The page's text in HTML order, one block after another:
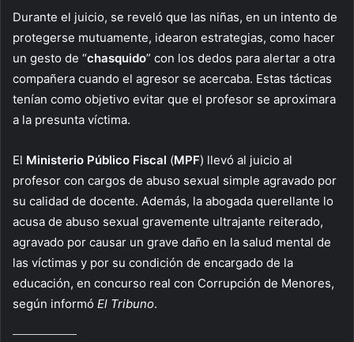
Durante el juicio, se reveló que las niñas, en un intento de
protegerse mutuamente, idearon estrategias, como hacer
un gesto de “chasquido” con los dedos para alertar a otra
compañera cuando el agresor se acercaba. Estas tácticas
tenían como objetivo evitar que el profesor se aproximara
a la presunta víctima.
El Ministerio Público Fiscal (MPF) llevó al juicio al
profesor con cargos de abuso sexual simple agravado por
su calidad de docente. Además, la abogada querellante lo
acusa de abuso sexual gravemente ultrajante reiterado,
agravado por causar un grave daño en la salud mental de
las víctimas y por su condición de encargado de la
educación, en concurso real con Corrupción de Menores,
según informó El Tribuno.